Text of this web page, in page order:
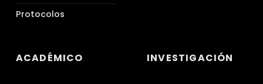
Protocolos
ACADÉMICO INVESTIGACIÓN